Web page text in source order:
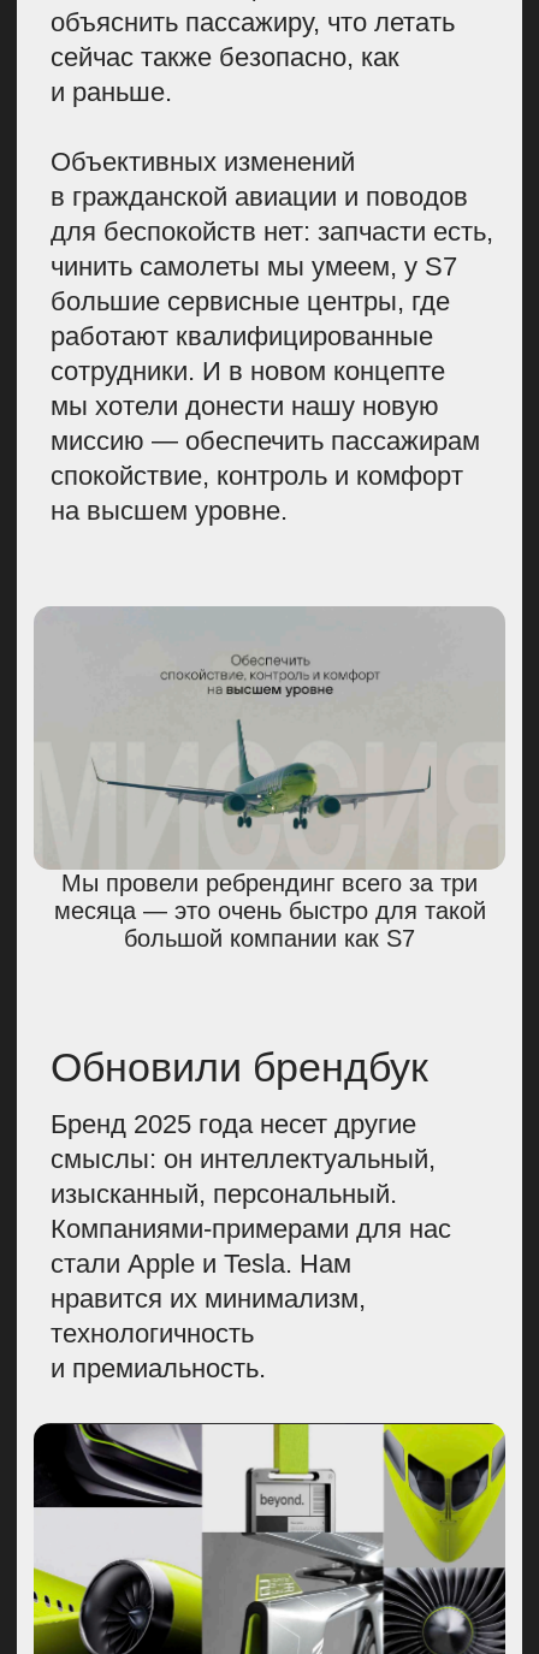
изысканный минимализм — в словах,
в деталях, в эмоциях, в эстетике
В новом брендбуке в 2 раза
цвета мы в прямом смысле слова
взяли из космоса. Получилось так:
команда увидела новость о том, что
на Землю упал обломок из космоса.
По пути он окислился, немного
сгорел, но сам по себе был все
равно очень красивым. И мы как
футуристичная и технологичная
компания решили взять за основу
цвета этого осколка.
Наша команда связалась с учеными,
которые изучали упавший осколок,
попросили отправить нам фотографии
объекта. Так, мы получили 8 основных
цветов нового брендбука компании
Также мы обновили логотип S7.
Компания намеренно отказалась
потому что многие работают
именно с ним, и никак
не выделяются. Мы сделали
Теперь на логотипе S7 — рассветный
блик вокруг планеты Земля
Продумали
рекламную кампанию
рекламную кампанию. С ней
мы хотели вновь громко заявить
о себе. В итоге остановились
видеороликами, которые будут
доносить до аудитории главное
сообщение: быть
профессионалом — сложно.
Но S7 — профессионал своего